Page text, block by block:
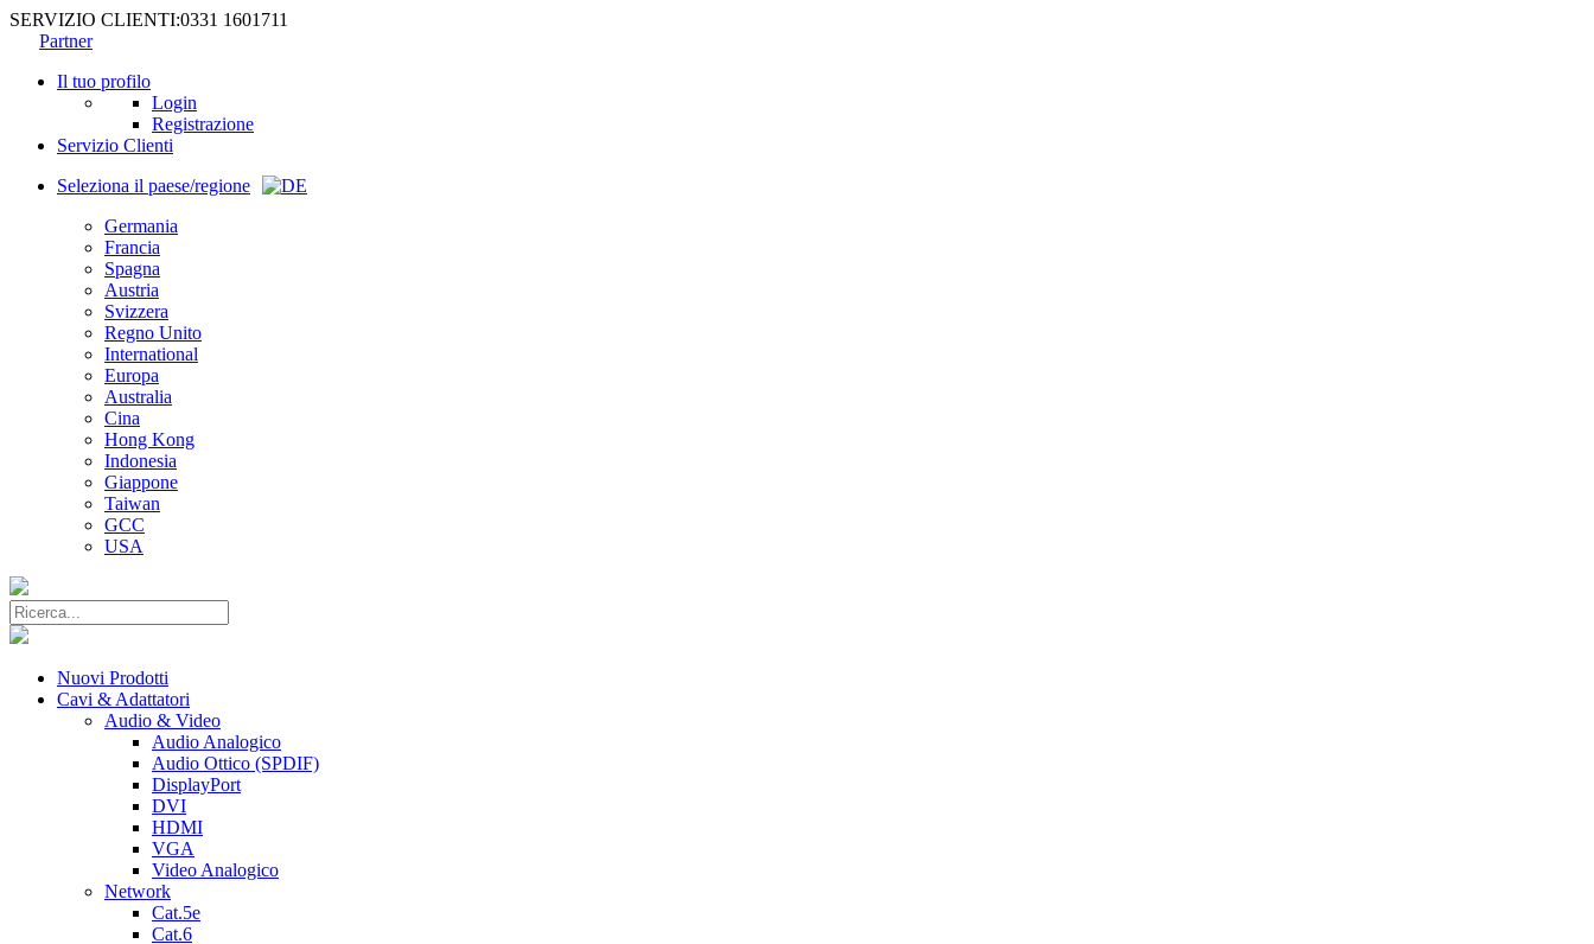
SERVIZIO CLIENTI:0331 1601711
Partner
Il tuo profilo
Login
Registrazione
Servizio Clienti
Seleziona il paese/regione
Germania
Francia
Spagna
Austria
Svizzera
Regno Unito
International
Europa
Australia
Cina
Hong Kong
Indonesia
Giappone
Taiwan
GCC
USA
Nuovi Prodotti
Cavi & Adattatori
Audio & Video
Audio Analogico
Audio Ottico (SPDIF)
DisplayPort
DVI
HDMI
VGA
Video Analogico
Network
Cat.5e
Cat.6